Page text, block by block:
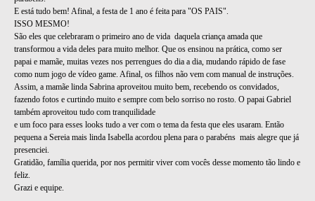
E está tudo bem! Afinal, a festa de 1 ano é feita para "OS PAIS".
ISSO MESMO!
São eles que celebraram o primeiro ano de vida daquela criança amada que
transformou a vida deles para muito melhor. Que os ensinou na prática, como ser
papai e mamãe, muitas vezes nos perrengues do dia a dia, mudando rápido de fase
como num jogo de vídeo game. Afinal, os filhos não vem com manual de instruções.
Assim, a mamãe linda Sabrina aproveitou muito bem, recebendo os convidados,
fazendo fotos e curtindo muito e sempre com belo sorriso no rosto. O papai Gabriel
também aproveitou tudo com tranquilidade
e um foco para esses looks tudo a ver com o tema da festa que eles usaram. Então
pequena a Sereia mais linda Isabella acordou plena para o parabéns mais alegre que já
presenciei.
Gratidão, família querida, por nos permitir viver com vocês desse momento tão lindo e
feliz.
Grazi e equipe.